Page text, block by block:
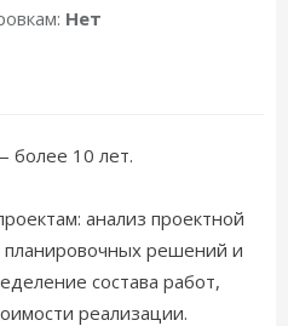
Нет
более 10 лет.
анализ проектной
решений и
состава работ,
реализации.